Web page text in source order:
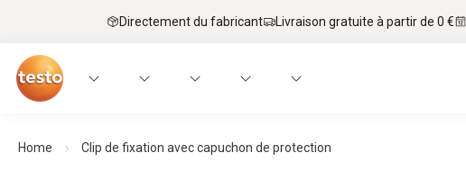
Directement du fabricant Livraison gratuite à partir de 0 €
Home Clip de fixation avec capuchon de protection